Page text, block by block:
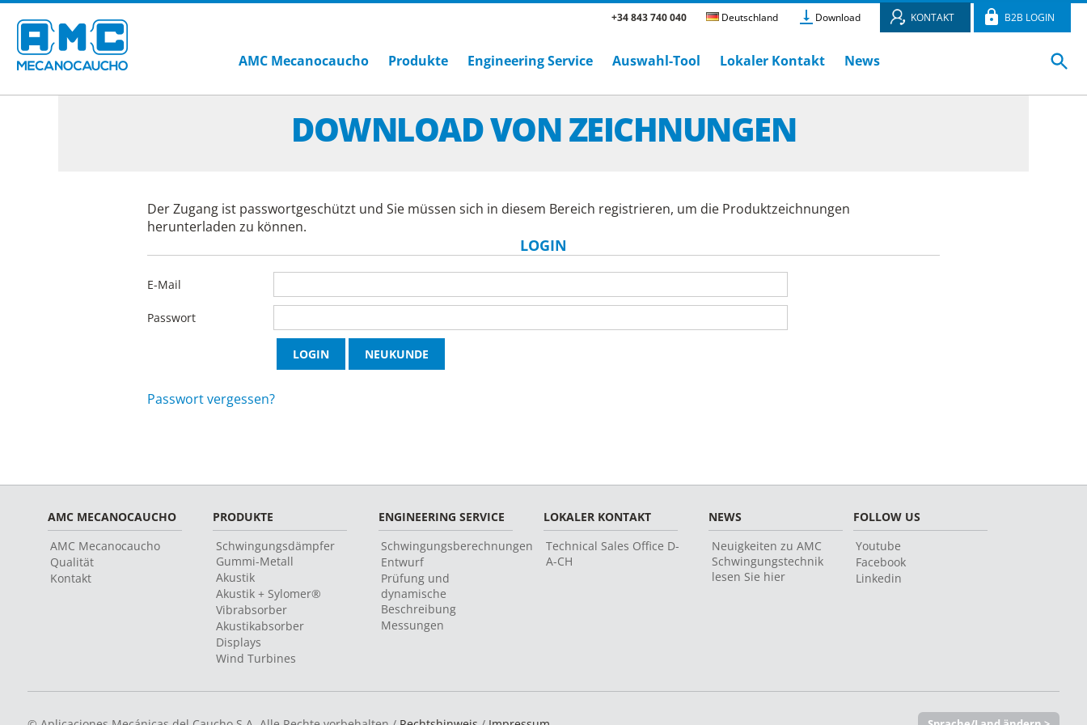
+34 843 740 040 Deutschland Download KONTAKT B2B LOGIN
AMC Mecanocaucho Produkte Engineering Service Auswahl-Tool Lokaler Kontakt News
DOWNLOAD VON ZEICHNUNGEN
Der Zugang ist passwortgeschützt und Sie müssen sich in diesem Bereich registrieren, um die Produktzeichnungen
herunterladen zu können.
LOGIN
E-Mail
Passwort
Passwort vergessen?
AMC MECANOCAUCHO
AMC Mecanocaucho
Qualität
Kontakt
PRODUKTE
Schwingungsdämpfer
Gummi-Metall
Akustik
Akustik + Sylomer®
Vibrabsorber
Akustikabsorber
Displays
Wind Turbines
ENGINEERING SERVICE
Schwingungsberechnungen
Entwurf
Prüfung und
dynamische
Beschreibung
Messungen
LOKALER KONTAKT
Technical Sales Office D-
A-CH
NEWS
Neuigkeiten zu AMC
Schwingungstechnik
lesen Sie hier
FOLLOW US
Youtube
Facebook
Linkedin